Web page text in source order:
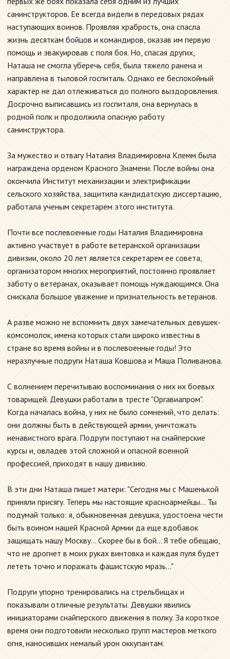
санинструкторов. Ее всегда видели в передовых рядах
наступающих воинов. Проявляя храбрость, она спасла
жизнь десяткам бойцов и командиров, оказав им первую
помощь и эвакуировав с поля боя. Но, спасая других,
Наташа не смогла уберечь себя, была тяжело ранена и
направлена в тыловой госпиталь. Однако ее беспокойный
характер не дал отлеживаться до полного выздоровления.
Досрочно выписавшись из госпиталя, она вернулась в
родной полк и продолжила опасную работу
санинструктора.
За мужество и отвагу Наталия Владимировна Клемм была
награждена орденом Красного Знамени. После войны она
окончила Институт механизации и электрификации
сельского хозяйства, защитила кандидатскую диссертацию,
работала ученым секретарем этого института.
Почти все послевоенные годы Наталия Владимировна
активно участвует в работе ветеранской организации
дивизии, около 20 лет является секретарем ее совета,
организатором многих мероприятий, постоянно проявляет
заботу о ветеранах, оказывает помощь нуждающимся. Она
снискала большое уважение и признательность ветеранов.
А разве можно не вспомнить двух замечательных девушек-
комсомолок, имена которых стали широко известны в
стране во время войны и в послевоенные годы! Это
неразлучные подруги Наташа Ковшова и Маша Поливанова.
С волнением перечитываю воспоминания о них их боевых
товарищей. Девушки работали в тресте "Оргавиапром".
Когда началась война, у них не было сомнений, что делать:
они должны быть в действующей армии, уничтожать
ненавистного врага. Подруги поступают на снайперские
курсы и, овладев этой сложной и опасной военной
профессией, приходят в нашу дивизию.
В эти дни Наташа пишет матери: "Сегодня мы с Машенькой
приняли присягу. Теперь мы настоящие красноармейцы... Ты
подумай только: я, обыкновенная девушка, удостоена чести
быть воином нашей Красной Армии да еще вдобавок
защищать нашу Москву... Скорее бы в бой... Я тебе обещаю,
что не дрогнет в моих руках винтовка и каждая пуля будет
лететь точно и поражать фашистскую мразь..."
Подруги упорно тренировались на стрельбищах и
показывали отличные результаты. Девушки явились
инициаторами снайперского движения в полку. За короткое
время они подготовили несколько групп мастеров меткого
огня, наносивших немалый урон оккупантам.